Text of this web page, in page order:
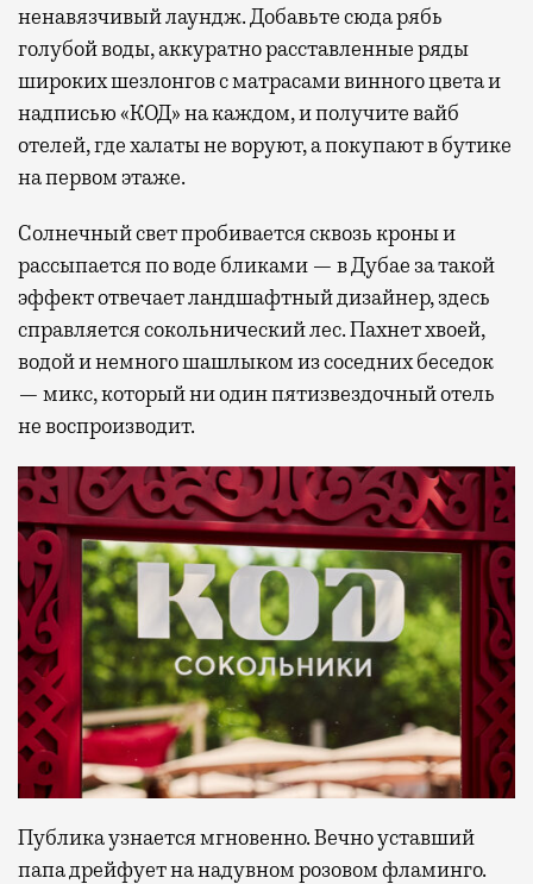
ненавязчивый лаундж. Добавьте сюда рябь
голубой воды, аккуратно расставленные ряды
широких шезлонгов с матрасами винного цвета и
надписью «КОД» на каждом, и получите вайб
отелей, где халаты не воруют, а покупают в бутике
на первом этаже.
Солнечный свет пробивается сквозь кроны и
рассыпается по воде бликами — в Дубае за такой
эффект отвечает ландшафтный дизайнер, здесь
справляется сокольнический лес. Пахнет хвоей,
водой и немного шашлыком из соседних беседок
— микс, который ни один пятизвездочный отель
не воспроизводит.
Публика узнается мгновенно. Вечно уставший
папа дрейфует на надувном розовом фламинго.